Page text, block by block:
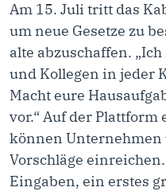
Am 15. Juli tritt das
um neue Gesetze zu
alte abzuschaffen.
und Kollegen in jeder
Macht eure
vor.“ Auf der
können Unternehmen
Vorschläge
Eingaben, ein erstes